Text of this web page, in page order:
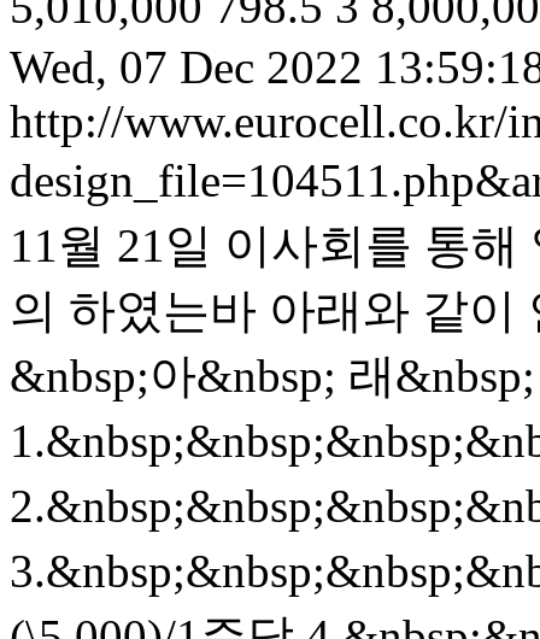
Wed, 07 Dec 2022
http://www.eurocell.co.kr/
11월 21일 이사회를 통
의 하였는바 아래와 같이
&nbsp;아&nbsp; 래